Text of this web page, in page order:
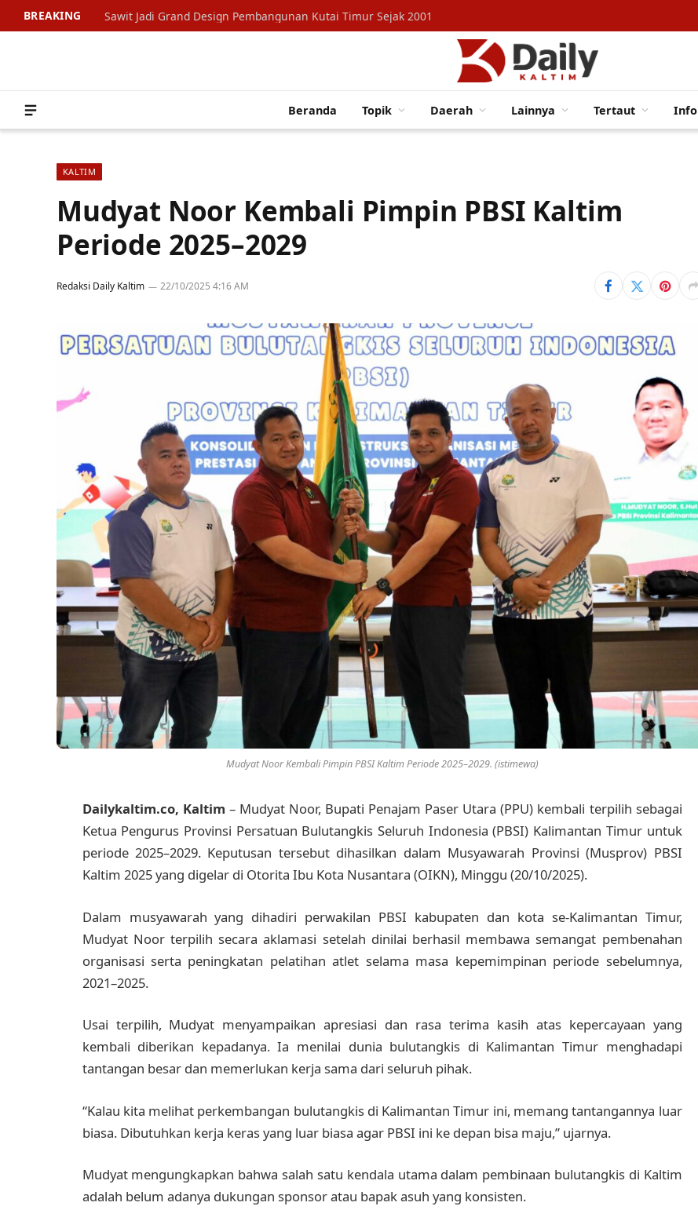
BREAKING Sawit Jadi Grand Design Pembangunan Kutai Timur Sejak 2001
Beranda Topik Daerah Lainnya Tertaut Info
KALTIM
Mudyat Noor Kembali Pimpin PBSI Kaltim
Periode 2025–2029
Redaksi Daily Kaltim 22/10/2025 4:16 AM
Mudyat Noor Kembali Pimpin PBSI Kaltim Periode 2025–2029. (istimewa)
Dailykaltim.co, Kaltim – Mudyat Noor, Bupati Penajam Paser Utara (PPU) kembali terpilih sebagai
Ketua Pengurus Provinsi Persatuan Bulutangkis Seluruh Indonesia (PBSI) Kalimantan Timur untuk
periode 2025–2029. Keputusan tersebut dihasilkan dalam Musyawarah Provinsi (Musprov) PBSI
Kaltim 2025 yang digelar di Otorita Ibu Kota Nusantara (OIKN), Minggu (20/10/2025).
Dalam musyawarah yang dihadiri perwakilan PBSI kabupaten dan kota se-Kalimantan Timur,
Mudyat Noor terpilih secara aklamasi setelah dinilai berhasil membawa semangat pembenahan
organisasi serta peningkatan pelatihan atlet selama masa kepemimpinan periode sebelumnya,
2021–2025.
Usai terpilih, Mudyat menyampaikan apresiasi dan rasa terima kasih atas kepercayaan yang
kembali diberikan kepadanya. Ia menilai dunia bulutangkis di Kalimantan Timur menghadapi
tantangan besar dan memerlukan kerja sama dari seluruh pihak.
“Kalau kita melihat perkembangan bulutangkis di Kalimantan Timur ini, memang tantangannya luar
biasa. Dibutuhkan kerja keras yang luar biasa agar PBSI ini ke depan bisa maju,” ujarnya.
Mudyat mengungkapkan bahwa salah satu kendala utama dalam pembinaan bulutangkis di Kaltim
adalah belum adanya dukungan sponsor atau bapak asuh yang konsisten.